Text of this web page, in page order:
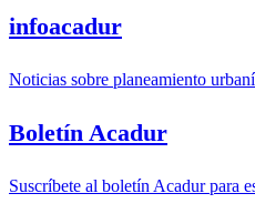
infoacadur
Noticias sobre planeamiento
Boletín Acadur
Suscríbete al boletín Acadur para